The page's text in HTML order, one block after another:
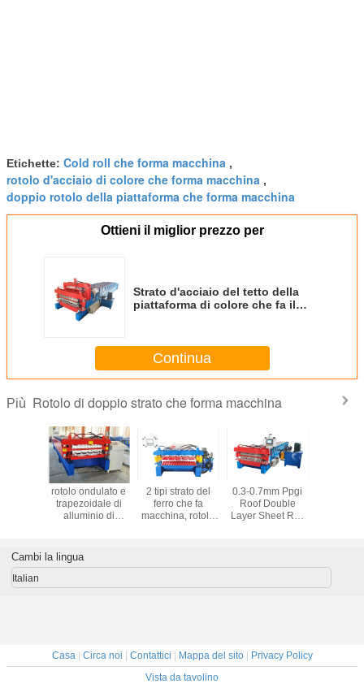
Etichette: Cold roll che forma macchina ,
rotolo d'acciaio di colore che forma macchina ,
doppio rotolo della piattaforma che forma macchina
Ottieni il miglior prezzo per
Strato d'acciaio del tetto della
piattaforma di colore che fa il
Continua
Più Rotolo di doppio strato che forma macchina
rotolo ondulato e
trapezoidale di
alluminio di
tetto che forma
macchina
2 tipi strato del
ferro che fa
macchina, rotolo
0.3-0.7mm Ppgi
Roof Double
Layer Sheet Roll
Cambi la lingua
Italian
Casa| Circa noi Contattici Mappa del sito|
Privacy Policy
Vista da tavolino